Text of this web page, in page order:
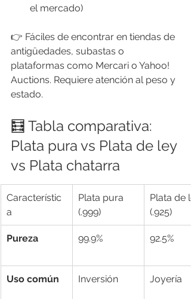
el mercado)
👉 Fáciles de encontrar en tiendas de
antigüedades, subastas o
plataformas como Mercari o Yahoo!
Auctions. Requiere atención al peso y
estado.
🧮 Tabla comparativa:
Plata pura vs Plata de ley
vs Plata chatarra
Característic
a
Plata pura
(.999)
Plata de
(.925)
Pureza 99.9% 92.5%
Uso común Inversión Joyería